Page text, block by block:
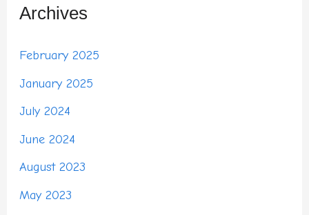
Archives
February 2025
January 2025
July 2024
June 2024
August 2023
May 2023